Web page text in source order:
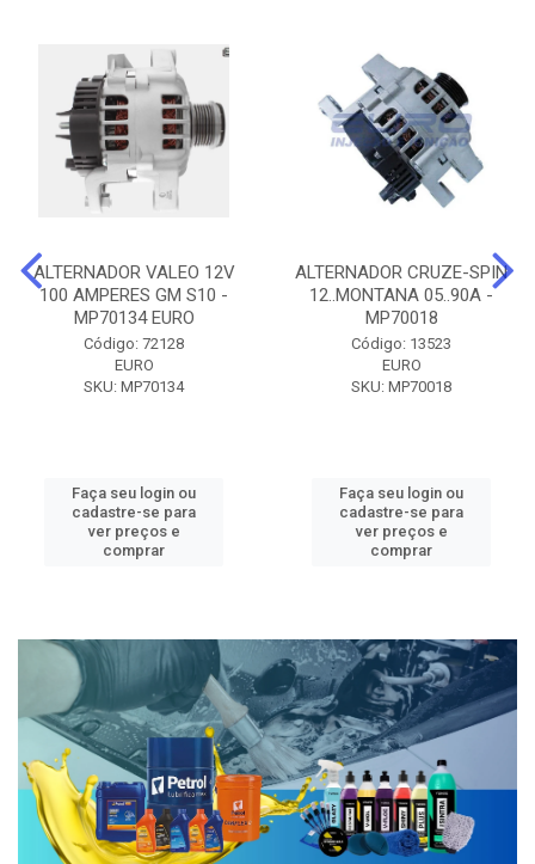
ALTERNADOR VALEO 12V
100 AMPERES GM S10 -
MP70134 EURO
Código: 72128
EURO
SKU: MP70134
Faça seu login ou
cadastre-se para
ver preços e
comprar
ALTERNADOR CRUZE-SPIN
12..MONTANA 05..90A -
MP70018
Código: 13523
EURO
SKU: MP70018
Faça seu login ou
cadastre-se para
ver preços e
comprar